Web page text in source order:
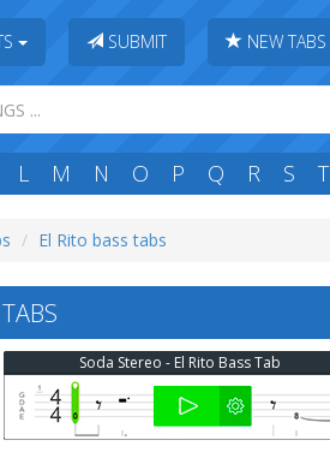
SUBMIT NEW TABS
L M N O P Q R S T
El Rito bass tabs
Soda Stereo - El Rito Bass Tab